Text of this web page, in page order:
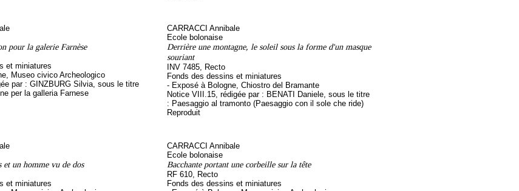
pour la galerie Farnèse
et miniatures
Museo civico Archeologico
par : GINZBURG Silvia, sous le titre
per la galleria Farnese
CARRACCI Annibale
Ecole bolonaise
Derrière une montagne, le soleil sous la forme d'un masque
souriant
INV 7485, Recto
Fonds des dessins et miniatures
- Exposé à Bologne, Chiostro del Bramante
Notice VIII.15, rédigée par : BENATI Daniele, sous le titre
: Paesaggio al tramonto (Paesaggio con il sole che ride)
Reproduit
et un homme vu de dos
et miniatures
CARRACCI Annibale
Ecole bolonaise
Bacchante portant une corbeille sur la tête
RF 610, Recto
Fonds des dessins et miniatures